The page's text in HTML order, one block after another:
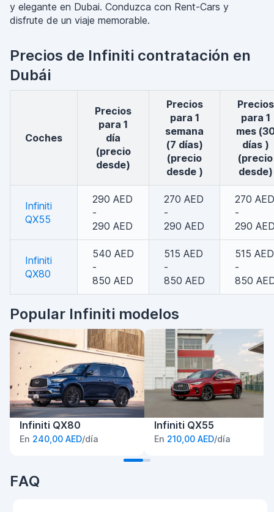
y elegante en Dubai. Conduzca con Rent-Cars y
disfrute de un viaje memorable.
Precios de Infiniti contratación en
Dubái
coches
Precios
para 1
día
(precio
desde)
Precios
para 1
semana
(7 días)
(precio
desde )
Precios
para 1
mes
días )
(precio
desde)
Infiniti
QX55
290 AED
-
290 AED
270 AED
-
290 AED
270 AED
-
290
Infiniti
QX80
540 AED
-
850 AED
515 AED
-
850 AED
515 AED
-
850
Popular Infiniti modelos
Infiniti QX80
En 240,00 AED/día
Infiniti QX55
En 210,00 AED/día
FAQ